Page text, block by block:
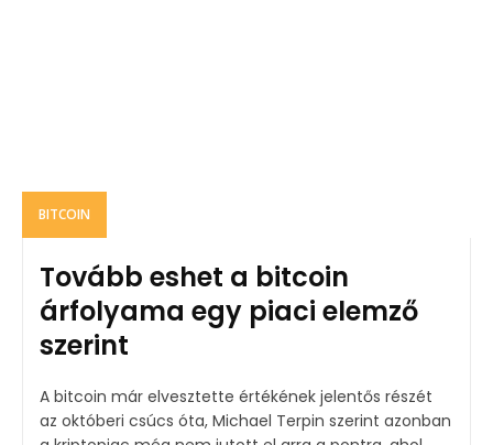
BITCOIN
Tovább eshet a bitcoin
árfolyama egy piaci elemző
szerint
A bitcoin már elvesztette értékének jelentős részét
az októberi csúcs óta, Michael Terpin szerint azonban